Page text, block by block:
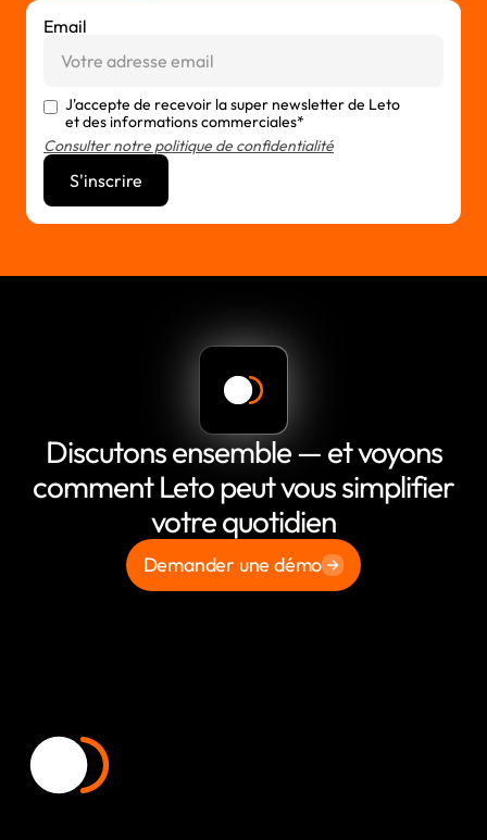
Email
J'accepte de recevoir la super newsletter de Leto
et des informations commerciales*
Consulter notre politique de confidentialité
Discutons ensemble — et voyons
comment Leto peut vous simplifier
votre quotidien
Demander une démo